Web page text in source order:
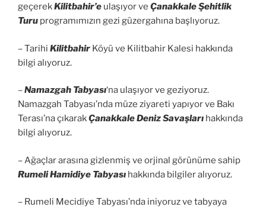
geçerekKilitbahir’e ulaşıyor ve Çanakkale Şehitlik
Turu programımızın gezi güzergahına başlıyoruz.
– Tarihi Kilitbahir Köyü ve Kilitbahir Kalesi hakkında
bilgi alıyoruz.
–Namazgah Tabyası‘na ulaşıyor ve geziyoruz.
Namazgah Tabyası’nda müze ziyareti yapıyor ve Bakı
Terası’na çıkarakÇanakkale Deniz Savaşları hakkında
bilgi alıyoruz.
– Ağaçlar arasına gizlenmiş ve orjinal görünüme sahip
Rumeli Hamidiye Tabyası hakkında bilgiler alıyoruz.
– Rumeli Mecidiye Tabyası’nda iniyoruz ve tabyaya